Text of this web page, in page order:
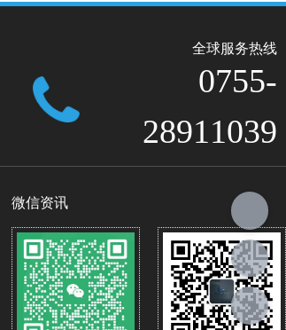
全球服务热线
0755-
28911039
微信资讯